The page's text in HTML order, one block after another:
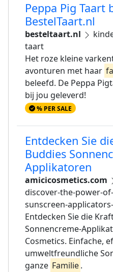
Peppa Pig Taart
BestelTaart.nl
besteltaart.nl
taart
Het roze kleine
avonturen met haar
beleefd. De Peppa
bij jou geleverd!
% PER SALE
Entdecken Sie
Buddies
Applikatoren
amicicosmetics.com
discover-the-power-
sunscreen-
Entdecken Sie die
Sonnencreme-
Cosmetics. Einfache,
umweltfreundliche
ganze Familie.